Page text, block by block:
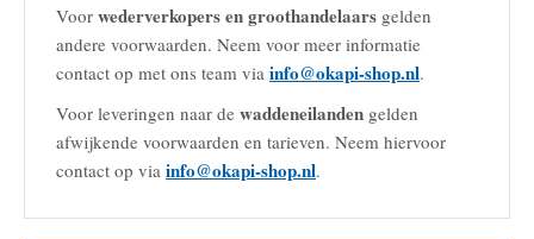
Voor wederverkopers en groothandelaars gelden
andere voorwaarden. Neem voor meer informatie
contact op met ons team via info@okapi-shop.nl.
Voor leveringen naar de waddeneilanden gelden
afwijkende voorwaarden en tarieven. Neem hiervoor
contact op via info@okapi-shop.nl.